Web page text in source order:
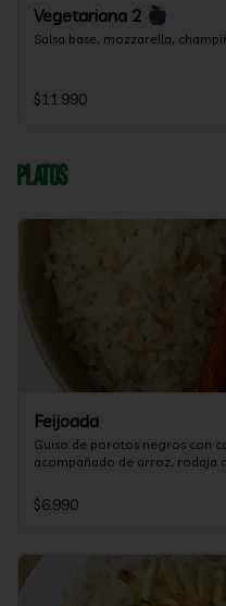
Vegetariana 2
Salsa base, mozzarella,
$11.990
Platos
Feijoada
Guiso de porotos negros con
acompañado de arroz, rodaja
$6.990